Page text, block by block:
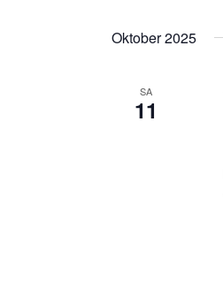
Oktober 2025
SA
11